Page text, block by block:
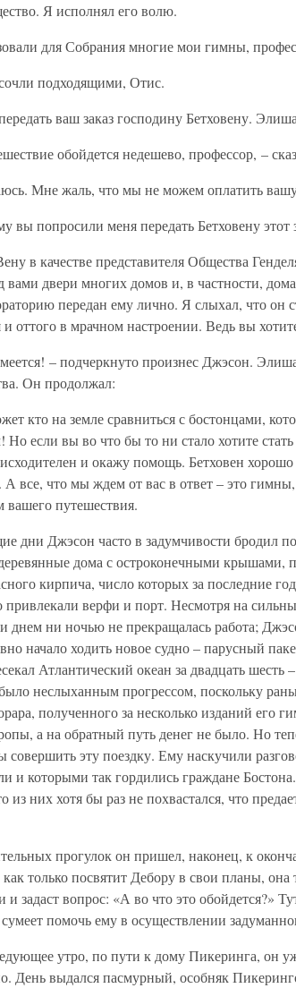
Я исполнял его волю.
для Собрания многие мои гимны,
подходящими, Отис.
ваш заказ господину Бетховену.
обойдется недешево, профессор, –
Мне жаль, что мы не можем оплатить
вы попросили меня передать Бетховену этот
в качестве представителя Общества
вами двери многих домов и, в частности,
передан ему лично. Я слыхал, что он
оттого в мрачном настроении. Ведь вы
– подчеркнуто произнес Джэсон.
Он продолжал:
кто на земле сравниться с бостонцами,
если вы во что бы то ни стало хотите
и окажу помощь. Бетховен
все, что мы ждем от вас в ответ – это
вашего путешествия.
дни Джэсон часто в задумчивости бродил
дома с остроконечными крышами,
кирпича, число которых за последние
привлекали верфи и порт. Несмотря на
днем ни ночью не прекращалась работа;
начало ходить новое судно – парусный
Атлантический океан за двадцать шесть
неслыханным прогрессом, поскольку
полученного за несколько изданий его
а на обратный путь денег не было. Но
совершить эту поездку. Ему наскучили
и которыми так гордились граждане
из них хотя бы раз не похвастался, что
прогулок он пришел, наконец, к
только посвятит Дебору в свои планы, она
и задаст вопрос: «А во что это обойдется?»
помочь ему в осуществлении
утро, по пути к дому Пикеринга, он
День выдался пасмурный, особняк